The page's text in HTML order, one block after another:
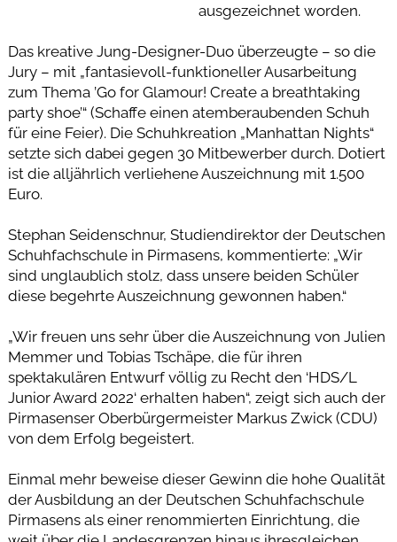
ausgezeichnet worden.
Das kreative Jung-Designer-Duo überzeugte – so die
Jury – mit „fantasievoll-funktioneller Ausarbeitung
zum Thema ’Go for Glamour! Create a breathtaking
party shoe’“ (Schaffe einen atemberaubenden Schuh
für eine Feier). Die Schuhkreation „Manhattan Nights“
setzte sich dabei gegen 30 Mitbewerber durch. Dotiert
ist die alljährlich verliehene Auszeichnung mit 1.500
Euro.
Stephan Seidenschnur, Studiendirektor der Deutschen
Schuhfachschule in Pirmasens, kommentierte: „Wir
sind unglaublich stolz, dass unsere beiden Schüler
diese begehrte Auszeichnung gewonnen haben.“
„Wir freuen uns sehr über die Auszeichnung von Julien
Memmer und Tobias Tschäpe, die für ihren
spektakulären Entwurf völlig zu Recht den ‘HDS/L
Junior Award 2022‘ erhalten haben“, zeigt sich auch der
Pirmasenser Oberbürgermeister Markus Zwick (CDU)
von dem Erfolg begeistert.
Einmal mehr beweise dieser Gewinn die hohe Qualität
der Ausbildung an der Deutschen Schuhfachschule
Pirmasens als einer renommierten Einrichtung, die